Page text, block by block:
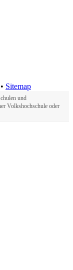
• Sitemap
und
Volkshochschule oder